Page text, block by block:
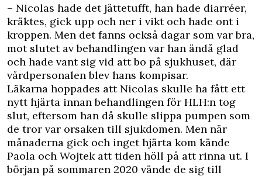
– Nicolas hade det jättetufft, han hade diarréer,
kräktes, gick upp och ner i vikt och hade ont i
kroppen. Men det fanns också dagar som var bra,
mot slutet av behandlingen var han ändå glad
och hade vant sig vid att bo på sjukhuset, där
vårdpersonalen blev hans kompisar.
Läkarna hoppades att Nicolas skulle ha fått ett
nytt hjärta innan behandlingen för HLH:n tog
slut, eftersom han då skulle slippa pumpen som
de tror var orsaken till sjukdomen. Men när
månaderna gick och inget hjärta kom kände
Paola och Wojtek att tiden höll på att rinna ut. I
början på sommaren 2020 vände de sig till